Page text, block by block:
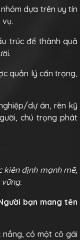
dựa trên uy tín
trúc để thành quả
quản lý cẩn trọng,
dự án, rèn kỹ
chú trọng phát
kiên định mạnh mẽ,
bạn mang tên
có một cô gái